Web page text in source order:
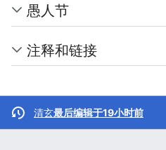
愚人节
注释和链接
清玄最后编辑于19小时前